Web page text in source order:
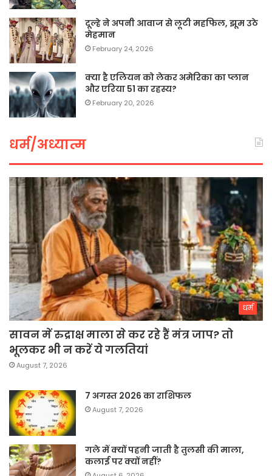
दूल्हे ने अपनी आवाज से लूटी महफिल, झूम उठे
मेहमान
February 24, 2026
क्या है एलियन को लेकर अमेरिका का प्लान
और एरिया 51 का रहस्य?
February 20, 2026
धर्म/अध्यात्म
धर्म
सावन में रुद्राक्ष माला से कर रहे हैं मंत्र जाप? तो
भूलकर भी न करें ये गलतियां
August 7, 2026
7 अगस्त 2026 का राशिफल
August 7, 2026
गले में क्यों पहनी जाती है तुलसी की माला,
कलाई पर क्यों नहीं?